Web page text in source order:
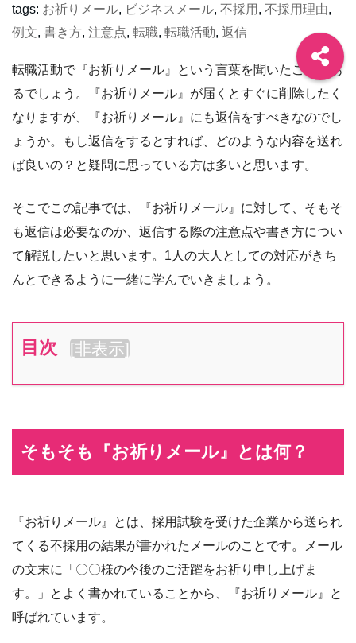
tags: お祈りメール, ビジネスメール, 不採用 , 不採用理由,
例文, 書き方, 注意点, 転職, 転職活動, 返信
転職活動で『お祈りメール』という言葉を聞いたことがあ
るでしょう。『お祈りメール』が届くとすぐに削除したく
なりますが、『お祈りメール』にも返信をすべきなのでし
ょうか。もし返信をするとすれば、どのような内容を送れ
ば良いの？と疑問に思っている方は多いと思います。
そこでこの記事では、『お祈りメール』に対して、そもそ
も返信は必要なのか、返信する際の注意点や書き方につい
て解説したいと思います。1人の大人としての対応がきち
んとできるように一緒に学んでいきましょう。
目次 [非表示]
そもそも『お祈りメール』とは何？
『お祈りメール』とは、採用試験を受けた企業から送られ
てくる不採用の結果が書かれたメールのことです。メール
の文末に「〇〇様の今後のご活躍をお祈り申し上げま
す。」とよく書かれていることから、『お祈りメール』と
呼ばれています。